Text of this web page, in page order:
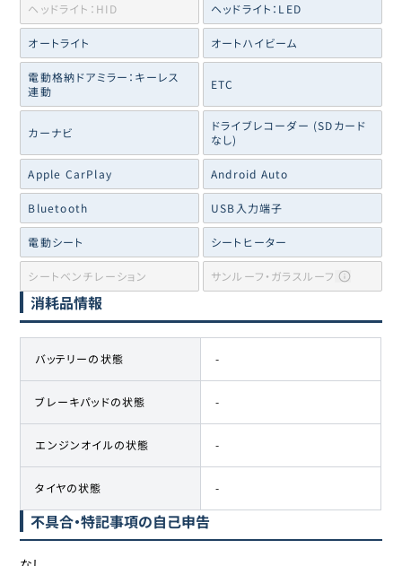
ヘッドライト：HID ヘッドライト：LED
オートライト オートハイビーム
電動格納ドアミラー：キーレス
連動
ETC
カーナビ
ドライブレコーダー (SDカード
なし)
Apple CarPlay Android Auto
Bluetooth USB入力端子
電動シート シートヒーター
シートベンチレーション サンルーフ・ガラスルーフ
消耗品情報
バッテリーの状態 -
ブレーキパッドの状態 -
エンジンオイルの状態 -
タイヤの状態 -
不具合・特記事項の自己申告